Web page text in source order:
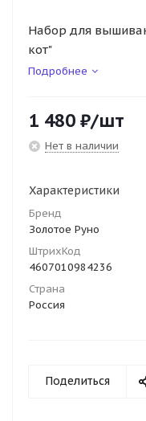
Набор для
кот"
Подробнее
1 480 ₽/шт
Нет в наличии
Характеристики
Бренд
Золотое Руно
ШтрихКод
4607010984236
Страна
Россия
Поделиться